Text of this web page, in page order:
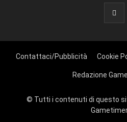
Contattaci/Pubblicità Cookie
Redazione
© Tutti i contenuti di questo